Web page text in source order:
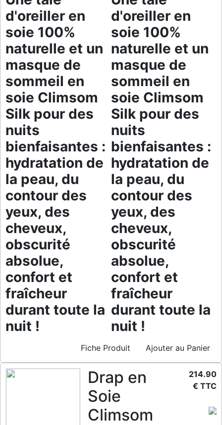
d'oreiller en
soie 100%
naturelle et un
masque de
sommeil en
soie Climsom
Silk pour des
nuits
bienfaisantes :
hydratation de
la peau, du
contour des
yeux, des
cheveux,
obscurité
absolue,
confort et
fraîcheur
durant toute la
nuit !
d'oreiller en
soie 100%
naturelle et un
masque de
sommeil en
soie Climsom
Silk pour des
nuits
bienfaisantes :
hydratation de
la peau, du
contour des
yeux, des
cheveux,
obscurité
absolue,
confort et
fraîcheur
durant toute la
nuit !
Fiche Produit Ajouter au Panier
Drap en
Soie
Climsom
214.90
€ TTC